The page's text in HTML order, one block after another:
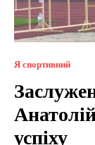
Я спортивний
успіху